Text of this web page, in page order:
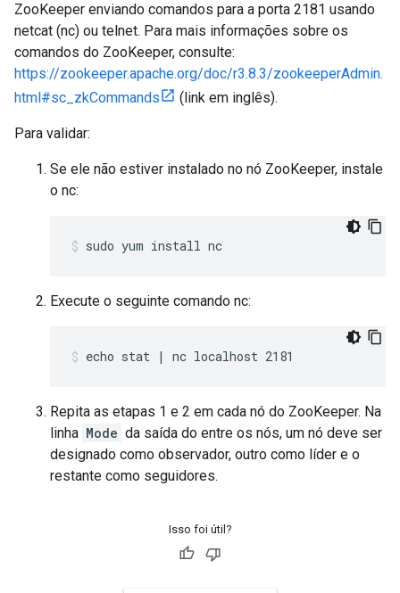
ZooKeeper enviando comandos para a porta 2181 usando
netcat (nc) ou telnet. Para mais informações sobre os
comandos do ZooKeeper, consulte:
https://zookeeper.apache.org/doc/r3.8.3/zookeeperAdmin.
html#sc_zkCommands
(link em inglês).
Para validar:
Se ele não estiver instalado no nó ZooKeeper, instale
o nc:
sudo yum install nc
Execute o seguinte comando nc:
echo stat | nc localhost 2181
Repita as etapas 1 e 2 em cada nó do ZooKeeper. Na
linha Mode da saída do entre os nós, um nó deve ser
designado como observador, outro como líder e o
restante como seguidores.
Isso foi útil?